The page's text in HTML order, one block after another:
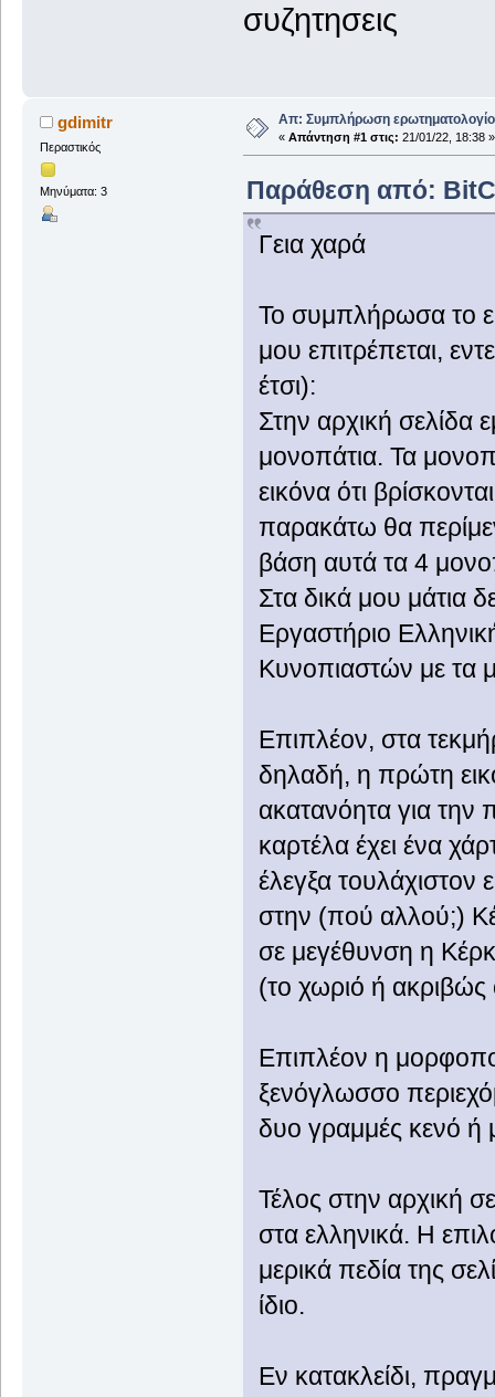
συζητησεις
gdimitr
Περαστικός
Μηνύματα: 3
Απ: Συμπλήρωση
« Απάντηση #1 στις: 21/01/22, 18:38 »
Παράθεση από:
Γεια χαρά
Το συμπλήρωσα το
μου επιτρέπεται,
έτσι):
Στην αρχική σελίδα
μονοπάτια. Τα
εικόνα ότι
παρακάτω θα
βάση αυτά τα 4
Στα δικά μου μάτια
Εργαστήριο
Κυνοπιαστών με τα
Επιπλέον, στα
δηλαδή, η πρώτη
ακατανόητα για
καρτέλα έχει ένα
έλεγξα τουλάχιστον
στην (πού αλλού;)
σε μεγέθυνση η
(το χωριό ή
Επιπλέον η
ξενόγλωσσο
δυο γραμμές κενό
Τέλος στην αρχική
στα ελληνικά. Η
μερικά πεδία της
ίδιο.
Εν κατακλείδι,